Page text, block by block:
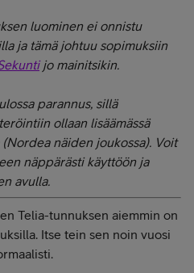
luominen ei onnistu
ja tämä johtuu sopimuksiin
jo mainitsikin.
parannus, sillä
ollaan lisäämässä
näiden joukossa). Voit
näppärästi käyttöön ja
avulla.
Telia-tunnuksen aiemmin on
Itse tein sen noin vuosi